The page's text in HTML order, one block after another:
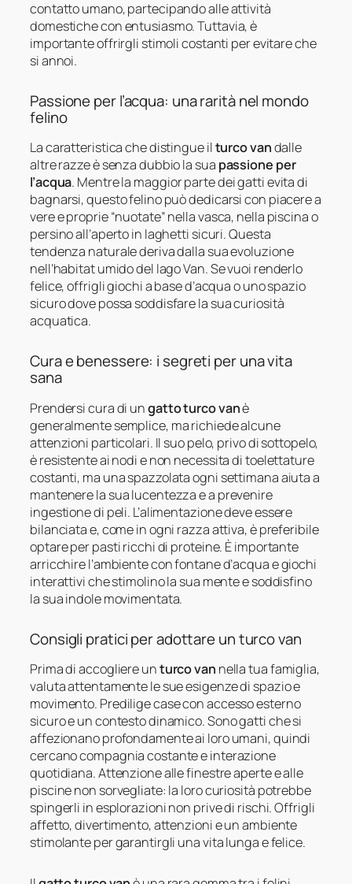
contatto umano, partecipando alle attività
domestiche con entusiasmo. Tuttavia, è
importante offrirgli stimoli costanti per evitare che
si annoi.
Passione per l’acqua: una rarità nel mondo
felino
La caratteristica che distingue ilturco vandalle
altre razze è senza dubbio la sua passione per
l’acqua. Mentre la maggior parte dei gatti evita di
bagnarsi, questo felino può dedicarsi con piacere a
vere e proprie “nuotate” nella vasca, nella piscina o
persino all’aperto in laghetti sicuri. Questa
tendenza naturale deriva dalla sua evoluzione
nell’habitat umido del lago Van. Se vuoi renderlo
felice, offrigli giochi a base d’acqua o uno spazio
sicuro dove possa soddisfare la sua curiosità
acquatica.
Cura e benessere: i segreti per una vita
sana
Prendersi cura di ungatto turco vanè
generalmente semplice, ma richiede alcune
attenzioni particolari. Il suo pelo, privo di sottopelo,
è resistente ai nodi e non necessita di toelettature
costanti, ma una spazzolata ogni settimana aiuta a
mantenere la sua lucentezza e a prevenire
ingestione di peli. L’alimentazione deve essere
bilanciata e, come in ogni razza attiva, è preferibile
optare per pasti ricchi di proteine. È importante
arricchire l’ambiente con fontane d’acqua e giochi
interattivi che stimolino la sua mente e soddisfino
la sua indole movimentata.
Consigli pratici per adottare un turco van
Prima di accogliere unturco van nella tua famiglia,
valuta attentamente le sue esigenze di spazio e
movimento. Predilige case con accesso esterno
sicuro e un contesto dinamico. Sono gatti che si
affezionano profondamente ai loro umani, quindi
cercano compagnia costante e interazione
quotidiana. Attenzione alle finestre aperte e alle
piscine non sorvegliate: la loro curiosità potrebbe
spingerli in esplorazioni non prive di rischi. Offrigli
affetto, divertimento, attenzioni e un ambiente
stimolante per garantirgli una vita lunga e felice.